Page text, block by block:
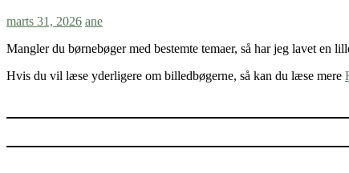
marts 31, 2026 ane
Mangler du børnebøger med bestemte temaer, så har jeg lavet en
Hvis du vil læse yderligere om billedbøgerne, så kan du læse mere